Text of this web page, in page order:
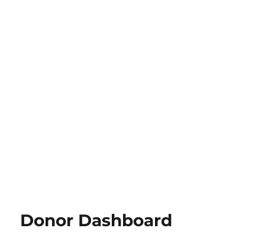
Donor Dashboard